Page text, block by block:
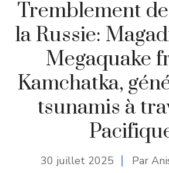
Tremblement
la Russie:
Megaquake
Kamchatka,
tsunamis à
30 juillet 2025 Par